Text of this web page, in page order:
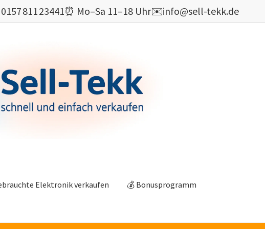
0157 811 23441⏰ Mo–Sa 11–18 Uhr✉️info@sell-tekk.de
Elektronik verkaufen 💰 Bonusprogramm